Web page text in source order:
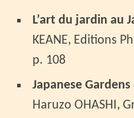
L’art du jardin au
KEANE, Editions
p. 108
Japanese
Haruzo OHASHI,